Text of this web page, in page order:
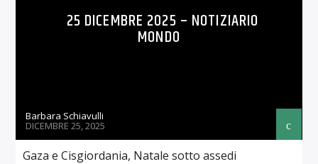
25 DICEMBRE 2025 – NOTIZIARIO
MONDO
Barbara Schiavulli
DICEMBRE 25, 2025
Gaza e Cisgiordania, Natale sotto assedi